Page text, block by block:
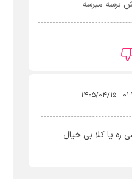
برسه میرسه
۰۴/۱۵
ره یا کلا بی خیال